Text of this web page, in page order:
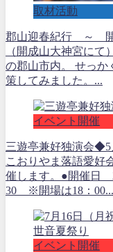
取材活動
郡山迎春紀行 ～ 開
（開成山大神宮にて
の郡山市内。 せっか
策してみました。...
イベント開催
三遊亭兼好独演会
こおりやま落語愛好
催します。●開催日
30 ※開場は18：00...
イベント開催